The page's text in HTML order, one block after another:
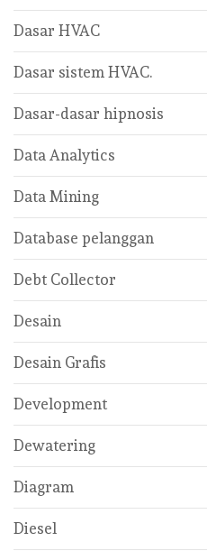
Dasar HVAC
Dasar sistem HVAC.
Dasar-dasar hipnosis
Data Analytics
Data Mining
Database pelanggan
Debt Collector
Desain
Desain Grafis
Development
Dewatering
Diagram
Diesel